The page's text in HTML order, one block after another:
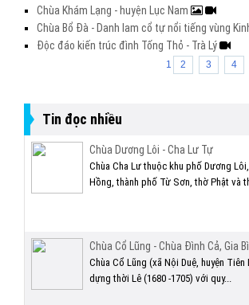
Chùa Khám Lạng - huyện Lục Nam
Chùa Bổ Đà - Danh lam cổ tự nổi tiếng vùng
Độc đáo kiến trúc đình Tống Thỏ - Trà Lý
1 2 3 4
Tin đọc nhiều
Chùa Dương Lôi - Cha Lư Tự
Chùa Cha Lư thuộc khu phố Dương
Hồng, thành phố Từ Sơn, thờ Phật và
Chùa Cổ Lũng - Chùa Đình Cả, Gia
Chùa Cổ Lũng (xã Nội Duệ, huyện
dựng thời Lê (1680 -1705) với quy...